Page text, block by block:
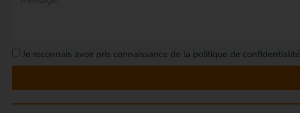
Je reconnais avoir pris connaissance de la politique de confidentialité